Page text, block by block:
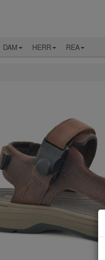
DAM HERR REA